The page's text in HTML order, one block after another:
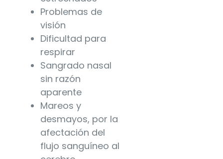
Problemas de
visión
Dificultad para
respirar
Sangrado nasal
sin razón
aparente
Mareos y
desmayos, por la
afectación del
flujo sanguíneo al